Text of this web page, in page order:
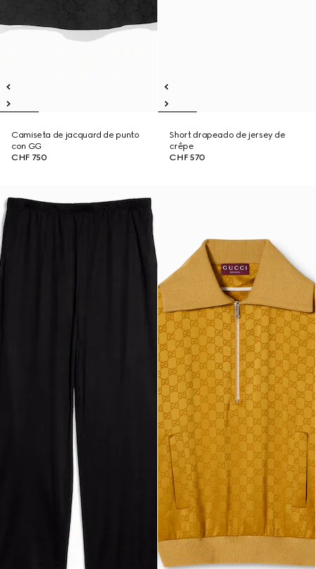
Camiseta de jacquard de punto
con GG
CHF 750
Short drapeado de jersey de
crêpe
CHF 570